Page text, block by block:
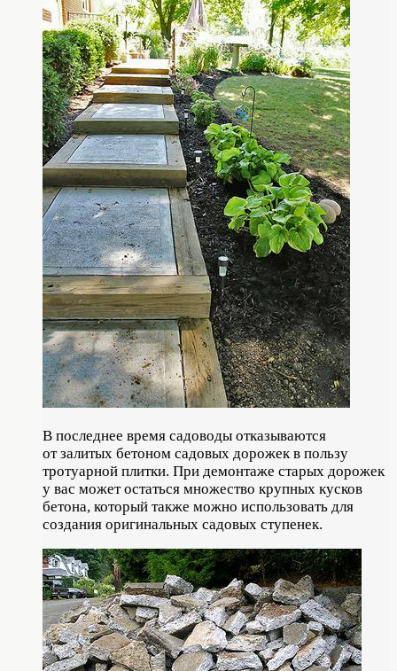
В последнее время садоводы отказываются
от залитых бетоном садовых дорожек в пользу
тротуарной плитки. При демонтаже старых дорожек
у вас может остаться множество крупных кусков
бетона, который также можно использовать для
создания оригинальных садовых ступенек.